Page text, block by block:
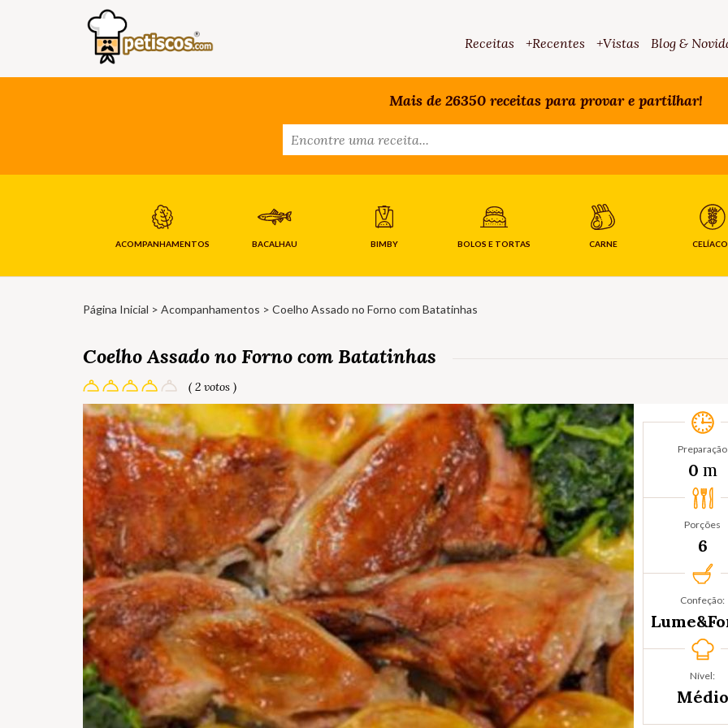
Receitas +Recentes +Vistas Blog &
Mais de 26350 receitas para provar e partilhar!
ACOMPANHAMENTOS BACALHAU BIMBY BOLOS E TORTAS CARNE
Página Inicial > Acompanhamentos > Coelho Assado no Forno com Batatinhas
Coelho Assado no Forno com Batatinhas
( 2 votos )
Preparação
0 m
Porções
6
Confeção:
Nível:
Médio